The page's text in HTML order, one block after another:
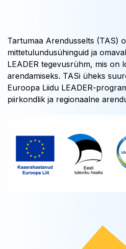
Tartumaa Arendusselts (TAS)
mittetulundusühinguid ja
LEADER tegevusrühm, mis on
arendamiseks. TASi üheks
Euroopa Liidu LEADER-
piirkondlik ja regionaalne